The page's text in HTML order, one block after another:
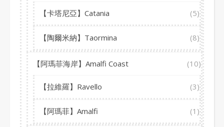
【卡塔尼亞】Catania (5)
【陶爾米納】Taormina (8)
【阿瑪菲海岸】Amalfi Coast (10)
【拉維羅】Ravello (3)
【阿瑪菲】Amalfi (1)